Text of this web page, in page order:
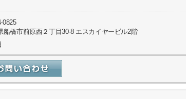
0825
船橋市前原西２丁目30-8 エスカイヤービル2階